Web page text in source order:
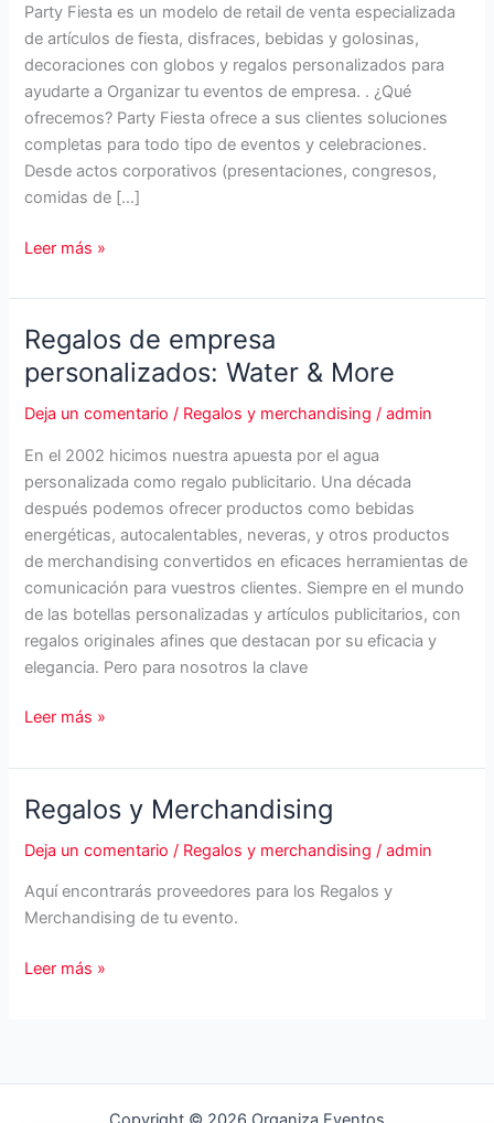
Party Fiesta es un modelo de retail de venta especializada
de artículos de fiesta, disfraces, bebidas y golosinas,
decoraciones con globos y regalos personalizados para
ayudarte a Organizar tu eventos de empresa. . ¿Qué
ofrecemos? Party Fiesta ofrece a sus clientes soluciones
completas para todo tipo de eventos y celebraciones.
Desde actos corporativos (presentaciones, congresos,
comidas de […]
Party
decoración,
regalos
y
atrezzo
para
tu
evento
Leer más »
Regalos de empresa
personalizados: Water & More
Deja un comentario / Regalos y merchandising /admin
En el 2002 hicimos nuestra apuesta por el agua
personalizada como regalo publicitario. Una década
después podemos ofrecer productos como bebidas
energéticas, autocalentables, neveras, y otros productos
de merchandising convertidos en eficaces herramientas de
comunicación para vuestros clientes. Siempre en el mundo
de las botellas personalizadas y artículos publicitarios, con
regalos originales afines que destacan por su eficacia y
elegancia. Pero para nosotros la clave
Regalos
empresa
personalizados:
Water
&
Leer más »
Regalos y Merchandising
Deja un comentario / Regalos y merchandising /admin
Aquí encontrarás proveedores para los Regalos y
Merchandising de tu evento.
Regalos
Leer más »